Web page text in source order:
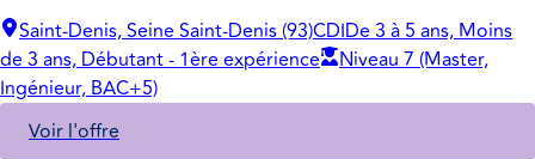
Saint-Denis, Seine Saint-Denis (93)CDIDe 3 à 5 ans, Moins
de 3 ans, Débutant - 1ère expérience
Niveau 7 (Master,
Ingénieur, BAC+5)
Voir l'offre